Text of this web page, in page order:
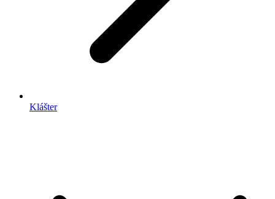
Klášter